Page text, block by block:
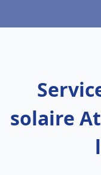
solaire